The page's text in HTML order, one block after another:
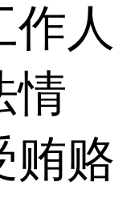
作人
情
贿赂